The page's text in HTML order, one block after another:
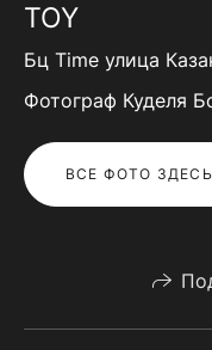
TOY
Бц Time улица
Фотограф Куделя
ВСЕ ФОТО